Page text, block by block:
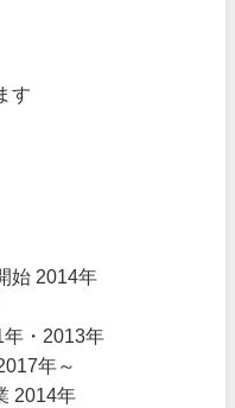
す
始 2014年
年・2013年
年～
2014年